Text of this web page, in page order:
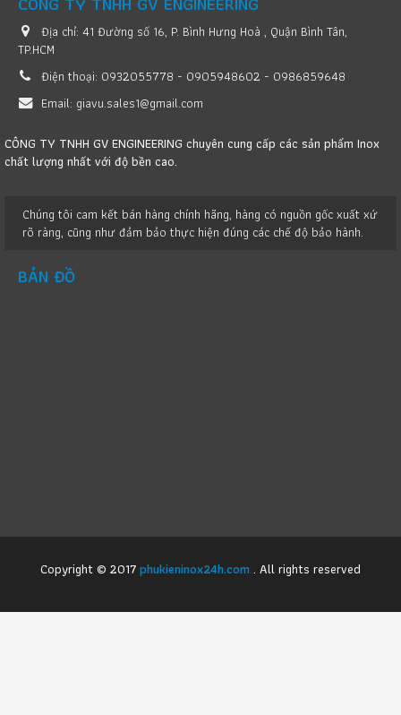
Địa chỉ: 41 Đường số 16, P. Bình Hưng Hoà , Quận Bình Tân,
TP.HCM
Điện thoại: 0932055778 - 0905948602 - 0986859648
Email: giavu.sales1@gmail.com
CÔNG TY TNHH GV ENGINEERING chuyên cung cấp các sản phẩm Inox
chất lượng nhất với độ bền cao.
Chúng tôi cam kết bán hàng chính hãng, hàng có nguồn gốc xuất xứ
rõ ràng, cũng như đảm bảo thực hiện đúng các chế độ bảo hành.
BẢN ĐỒ
Copyright © 2017phukieninox24h.com. All rights reserved